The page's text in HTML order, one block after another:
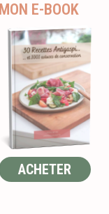
MON E-BOOK
ACHETER